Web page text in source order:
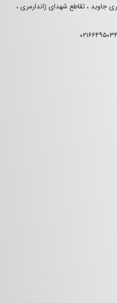
جاوید ، تقاطع شهدای ژاندارمری ،